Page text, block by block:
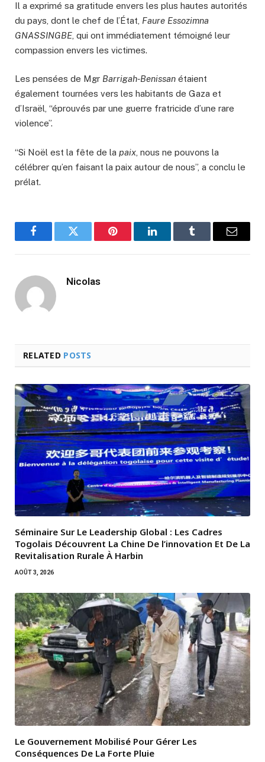
Il a exprimé sa gratitude envers les plus hautes autorités
du pays, dont le chef de l’État, Faure Essozimna
GNASSINGBE , qui ont immédiatement témoigné leur
compassion envers les victimes.
Les pensées de Mgr Barrigah-Benissan étaient
également tournées vers les habitants de Gaza et
d’Israël, “éprouvés par une guerre fratricide d’une rare
violence”.
“Si Noël est la fête de la paix , nous ne pouvons la
célébrer qu’en faisant la paix autour de nous”, a conclu le
prélat.
FacebookTwitter Pinterest LinkedInTumblr Email
Nicolas
RELATED POSTS
Séminaire Sur Le Leadership Global : Les Cadres
Togolais Découvrent La Chine De l’innovation Et De La
Revitalisation Rurale À Harbin
AOÛT 3, 2026
Le Gouvernement Mobilisé Pour Gérer Les
Conséquences De La Forte Pluie